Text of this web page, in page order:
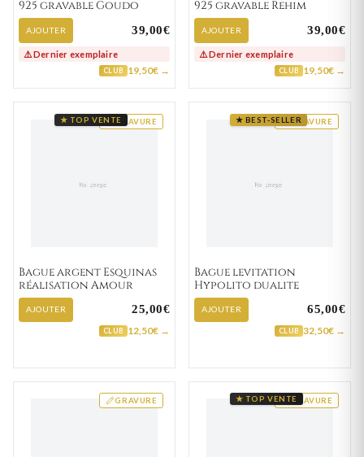
925 gravable Goudo
AJOUTER 39,00€
⚠️ Dernier exemplaire
CLUB 19,50€ →
925 gravable Rehim
AJOUTER 39,00€
⚠️ Dernier exemplaire
CLUB 19,50€ →
GRAVURE
★ TOP VENTE
Bague argent Esquinas
réalisation Amour
AJOUTER 25,00€
CLUB 12,50€ →
GRAVURE
★ BEST-SELLER
Bague levitation
Hypolito dualite
AJOUTER 65,00€
CLUB 32,50€ →
GRAVURE GRAVURE
★ TOP VENTE